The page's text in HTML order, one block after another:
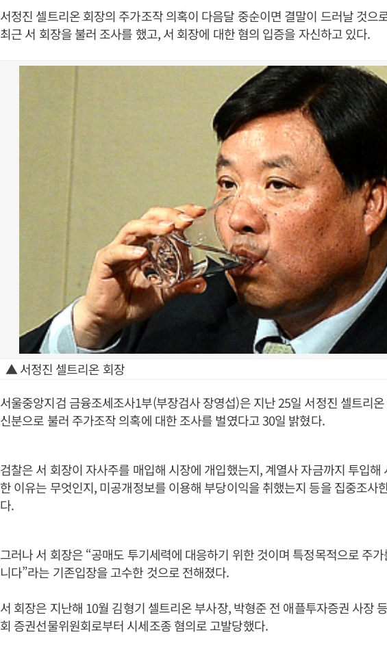
서정진 셀트리온 회장의 주가조작 의혹이 다음달 중순이면 결말이 드러날 것으
최근 서 회장을 불러 조사를 했고, 서 회장에 대한 혐의 입증을 자신하고 있다.
▲ 서정진 셀트리온 회장
서울중앙지검 금융조세조사1부(부장검사 장영섭)은 지난 25일 서정진 셀트리
신분으로 불러 주가조작 의혹에 대한 조사를 벌였다고 30일 밝혔다.
검찰은 서 회장이 자사주를 매입해 시장에 개입했는지, 계열사 자금까지 투입해
한 이유는 무엇인지, 미공개정보를 이용해 부당이익을 취했는지 등을 집중조사
다.
그러나 서 회장은 “공매도 투기세력에 대응하기 위한 것이며 특정목적으로 주
니다”라는 기존입장을 고수한 것으로 전해졌다.
서 회장은 지난해 10월 김형기 셀트리온 부사장, 박형준 전 애플투자증권 사장
회 증권선물위원회로부터 시세조종 혐의로 고발당했다.